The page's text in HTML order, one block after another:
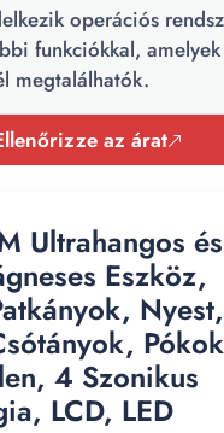
270 mm
170 mm
80 g
A táblagép nem
rendszerrel, és nem
lehetőséget rajzok
ráírt szövegek
0 GB
10.5 inch
operációs
funkciókkal,
megtalálhatók.
az árat
Ultrahangos és
Eszköz,
Nyest,
4 Szonikus
LCD, LED